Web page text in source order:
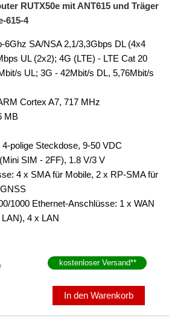
RUTX50e mit ANT615 und Träger
615-4
6Ghz SA/NSA 2,1/3,3Gbps DL (4x4
UL (2x2); 4G (LTE) - LTE Cat 20
s UL; 3G - 42Mbit/s DL, 5,76Mbit/s
Cortex A7, 717 MHz
MB
polige Steckdose, 9-50 VDC
SIM - 2FF), 1.8 V/3 V
4 x SMA für Mobile, 2 x RP-SMA für
1000 Ethernet-Anschlüsse: 1 x WAN
4 x LAN
kostenloser Versand**
In den Warenkorb